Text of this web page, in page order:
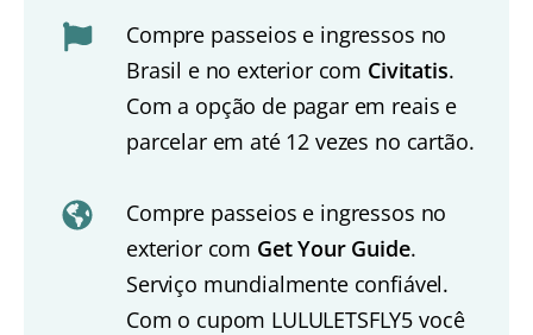
Compre passeios e ingressos no
Brasil e no exterior com Civitatis.
Com a opção de pagar em reais e
parcelar em até 12 vezes no cartão.
Compre passeios e ingressos no
exterior com Get Your Guide.
Serviço mundialmente confiável.
Com o cupom LULULETSFLY5 você